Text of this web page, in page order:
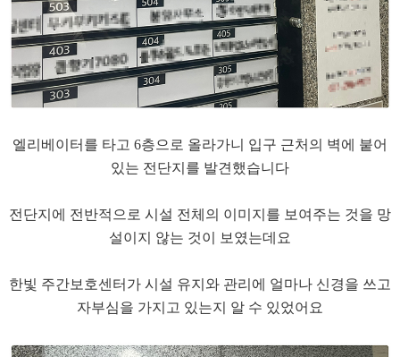
​엘리베이터를 타고 6층으로 올라가니 입구 근처의 벽에 붙어
있는 전단지를 발견했습니다
​전단지에 전반적으로 시설 전체의 이미지를 보여주는 것을 망
설이지 않는 것이 보였는데요
​한빛 주간보호센터가 시설 유지와 관리에 얼마나 신경을 쓰고
자부심을 가지고 있는지 알 수 있었어요